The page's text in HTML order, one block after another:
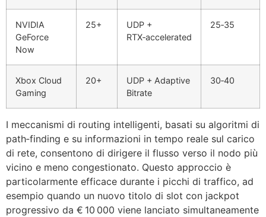
NVIDIA
GeForce
Now
25+
UDP +
RTX‑accelerated
25‑35
Xbox Cloud
Gaming
20+
UDP + Adaptive
Bitrate
30‑40
I meccanismi di routing intelligenti, basati su algoritmi di
path‑finding e su informazioni in tempo reale sul carico
di rete, consentono di dirigere il flusso verso il nodo più
vicino e meno congestionato. Questo approccio è
particolarmente efficace durante i picchi di traffico, ad
esempio quando un nuovo titolo di slot con jackpot
progressivo da € 10 000 viene lanciato simultaneamente